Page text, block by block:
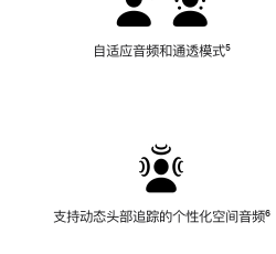
自适应音频和通透模式脚
⁵
支持动态头部追踪的个性化空间音频脚
⁶